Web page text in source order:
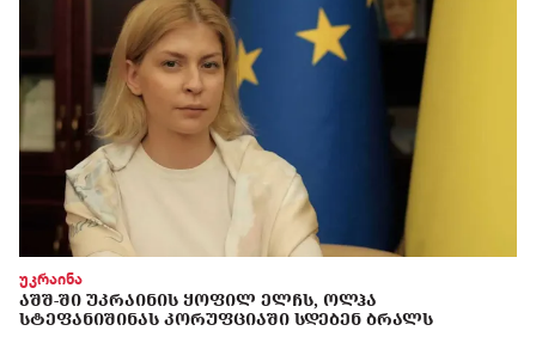
უკრაინა
ᲐᲨᲨ-ᲨᲘ ᲣᲙᲠᲐᲘᲜᲘᲡ ᲧᲝᲤᲘᲚ ᲔᲚᲩᲡ, ᲝᲚᲰᲐ
ᲡᲢᲔᲤᲐᲜᲘᲨᲘᲜᲐᲡ ᲙᲝᲠᲣᲤᲪᲘᲐᲨᲘ ᲡᲓᲔᲑᲔᲜ ᲑᲠᲐᲚᲡ